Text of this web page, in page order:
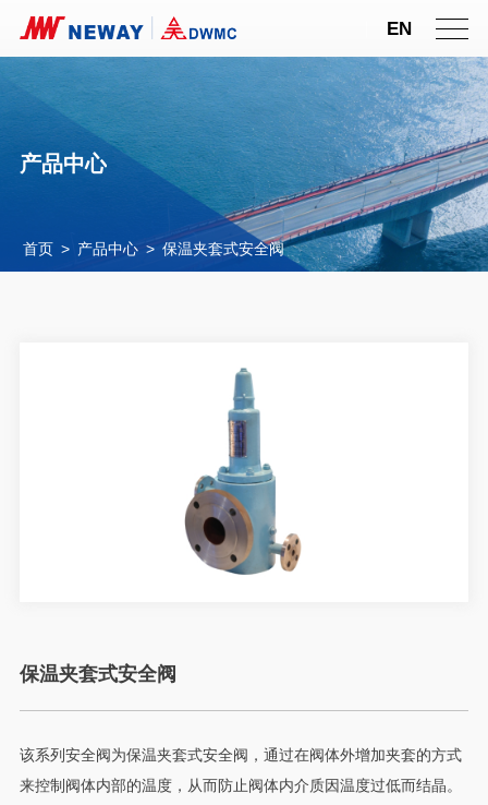
EN
产品中心
首页 > 产品中心 > 保温夹套式安全阀
保温夹套式安全阀
该系列安全阀为保温夹套式安全阀，通过在阀体外增加夹套的方式
来控制阀体内部的温度，从而防止阀体内介质因温度过低而结晶。